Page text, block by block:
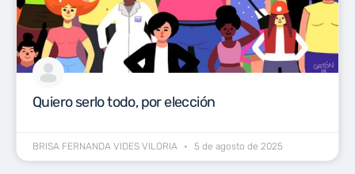
Quiero serlo todo, por elección
BRISA FERNANDA VIDES VILORIA 5 de agosto de 2025